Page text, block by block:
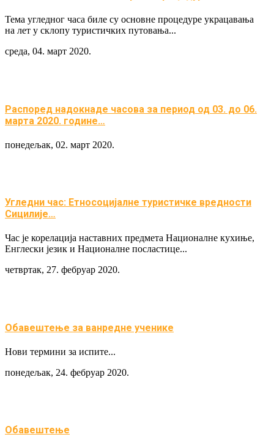
Тема угледног часа биле су основне процедуре украцавања
на лет у склопу туристичких путовања...
среда, 04. март 2020.
Распоред надокнаде часова за период од 03. до 06.
марта 2020. године…
понедељак, 02. март 2020.
Угледни час: Етносоцијалне туристичке вредности
Сицилије…
Час је корелација наставних предмета Националне кухиње,
Енглески језик и Националне посластице...
четвртак, 27. фебруар 2020.
Обавештење за ванредне ученике
Нови термини за испите...
понедељак, 24. фебруар 2020.
Обавештење